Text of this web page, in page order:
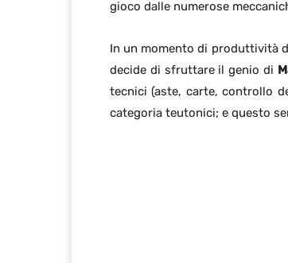
gioco dalle numerose
In un momento di produttività
decide di sfruttare il genio di
tecnici (aste, carte, controllo
categoria teutonici; e questo